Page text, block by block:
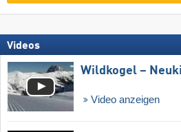
Videos
Wildkogel –
Video anzeigen